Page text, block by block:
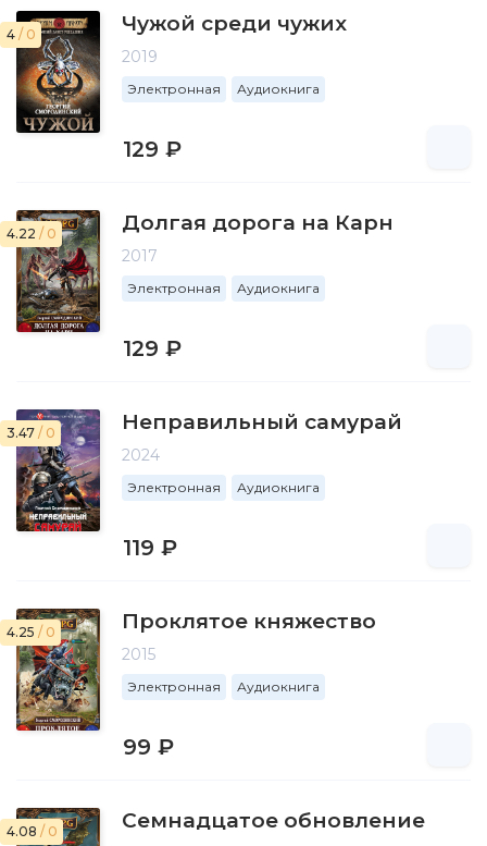
4 / 0 Чужой среди чужих
2019
Электронная Аудиокнига
129 ₽
4.22 / 0 Долгая дорога на Карн
2017
Электронная Аудиокнига
129 ₽
3.47 / 0 Неправильный самурай
2024
Электронная Аудиокнига
119 ₽
4.25 / 0 Проклятое княжество
2015
Электронная Аудиокнига
99 ₽
4.08 / 0 Семнадцатое обновление